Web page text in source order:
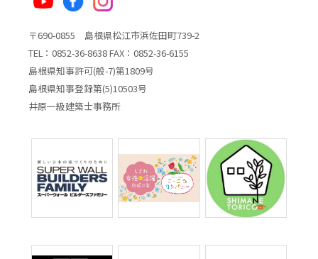
〒690-0855 島根県松江市浜佐田町739-2
TEL：0852-36-8638 FAX：0852-36-6155
島根県知事許可(般-7)第1809号
島根県知事登録第(5)10503号
井原一級建築士事務所